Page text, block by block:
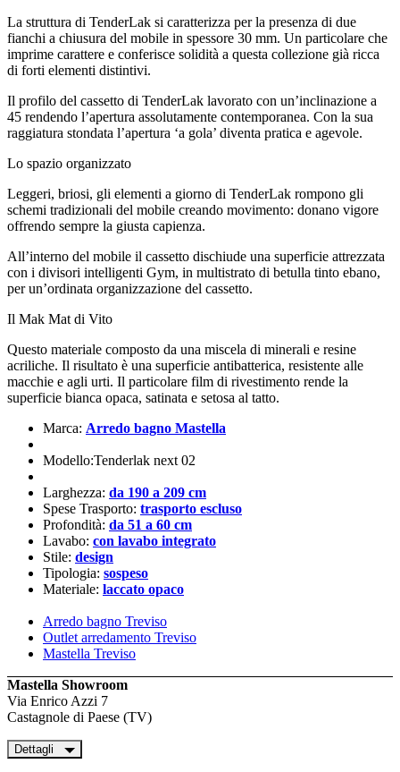
La struttura di TenderLak si caratterizza per la presenza di due
fianchi a chiusura del mobile in spessore 30 mm. Un particolare che
imprime carattere e conferisce solidità a questa collezione già ricca
di forti elementi distintivi.
Il profilo del cassetto di TenderLak lavorato con un’inclinazione a
45 rendendo l’apertura assolutamente contemporanea. Con la sua
raggiatura stondata l’apertura ‘a gola’ diventa pratica e agevole.
Lo spazio organizzato
Leggeri, briosi, gli elementi a giorno di TenderLak rompono gli
schemi tradizionali del mobile creando movimento: donano vigore
offrendo sempre la giusta capienza.
All’interno del mobile il cassetto dischiude una superficie attrezzata
con i divisori intelligenti Gym, in multistrato di betulla tinto ebano,
per un’ordinata organizzazione del cassetto.
Il Mak Mat di Vito
Questo materiale composto da una miscela di minerali e resine
acriliche. Il risultato è una superficie antibatterica, resistente alle
macchie e agli urti. Il particolare film di rivestimento rende la
superficie bianca opaca, satinata e setosa al tatto.
Marca: Arredo bagno Mastella
Modello:Tenderlak next 02
Larghezza: da 190 a 209 cm
Spese Trasporto: trasporto escluso
Profondità: da 51 a 60 cm
Lavabo: con lavabo integrato
Stile: design
Tipologia: sospeso
Materiale: laccato opaco
Arredo bagno Treviso
Outlet arredamento Treviso
Mastella Treviso
Mastella Showroom
Via Enrico Azzi 7
Castagnole di Paese (TV)
Dettagli